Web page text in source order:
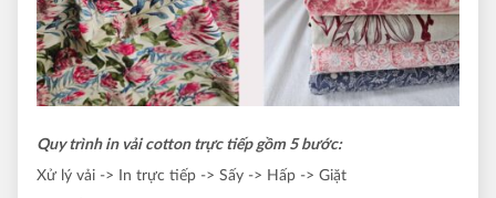
Quy trình in vải cotton trực tiếp gồm 5 bước:
Xử lý vải -> In trực tiếp -> Sấy -> Hấp -> Giặt